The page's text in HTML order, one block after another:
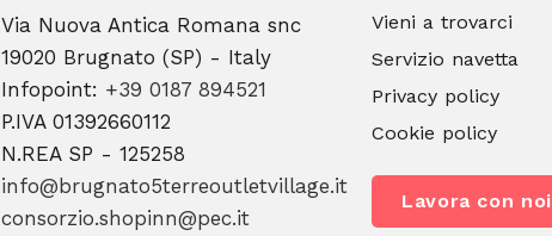
Via Nuova Antica Romana snc
19020 Brugnato (SP) - Italy
Infopoint: +39 0187 894521
P.IVA 01392660112
N.REA SP - 125258
info@brugnato5terreoutletvillage.it
consorzio.shopinn@pec.it
Vieni a trovarci
Servizio navetta
Privacy policy
Cookie policy
Lavora con noi